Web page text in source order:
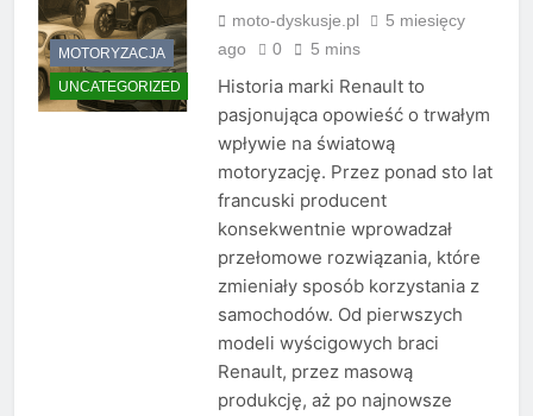
MOTORYZACJA
UNCATEGORIZED
moto-dyskusje.pl
5 miesięcy
ago
0 5 mins
Historia marki Renault to
pasjonująca opowieść o trwałym
wpływie na światową
motoryzację. Przez ponad sto lat
francuski producent
konsekwentnie wprowadzał
przełomowe rozwiązania, które
zmieniały sposób korzystania z
samochodów. Od pierwszych
modeli wyścigowych braci
Renault, przez masową
produkcję, aż po najnowsze